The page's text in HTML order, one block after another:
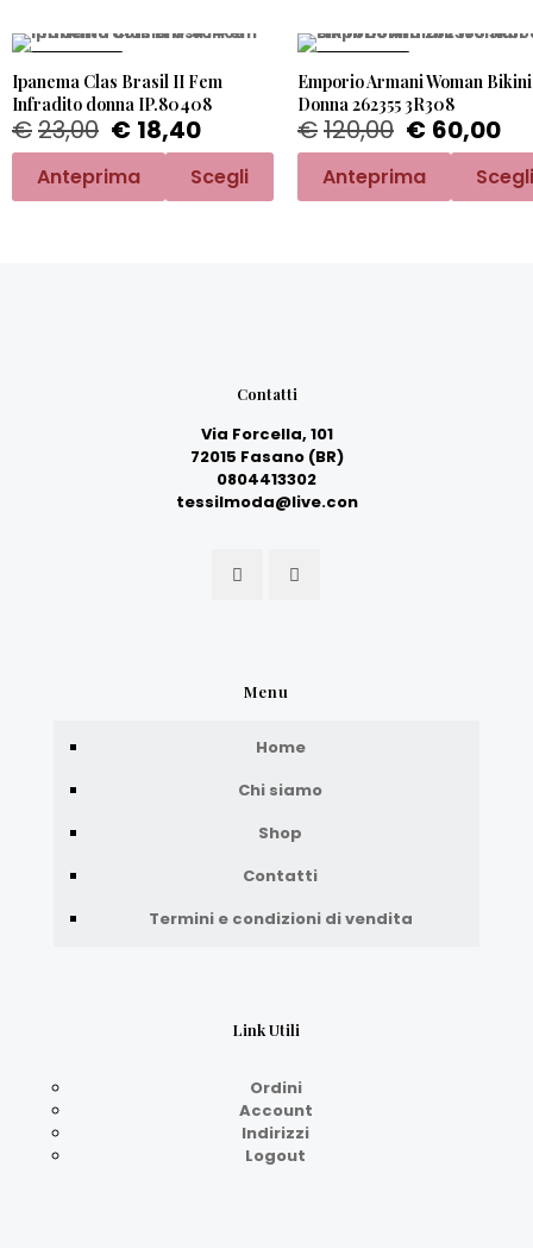
Ipanema Clas Brasil II Fem
Infradito donna IP.80408
€23,00 € 18,40
Anteprima Scegli
Emporio Armani Woman Bikini
Donna 262355 3R308
€120,00 € 60,00
Anteprima Scegli
Contatti
Via Forcella, 101
72015 Fasano (BR)
0804413302
tessilmoda@live.con
Menu
Home
Chi siamo
Shop
Contatti
Termini e condizioni di vendita
Link Utili
Ordini
Account
Indirizzi
Logout